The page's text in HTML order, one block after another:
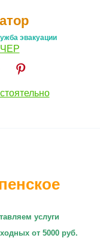
эвакуации
услуги
от 5000 руб.